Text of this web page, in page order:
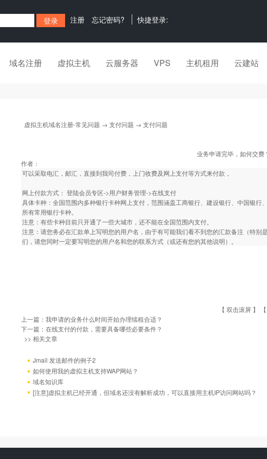
注册 忘记密码? 快捷登录:
域名注册 虚拟主机 云服务器 VPS 主机租用 云建站
虚拟主机域名注册-常见问题 → 支付问题 → 支付问题
业务申请完毕，如何交费
作者：
可以采取电汇，邮汇，直接到我司付费，上门收费及网上支付等方式来付款，
网上付款方式： 登陆会员专区->用户财务管理->在线支付
具体卡种：全国范围内多种银行卡种网上支付，范围涵盖工商银行、建设银行、中国银
所有常用银行卡种。
注意：有些卡种目前只开通了一些大城市，还不能在全国范围内支付。
注意：请您务必在汇款单上写明您的用户名，由于有可能我们看不到您的汇款备注（特
们，请您同时一定要写明您的用户名和您的联系方式（或还有您的其他说明）。
【 双击滚屏 】 【
上一篇： 我申请的业务什么时间开始办理续租合适？
下一篇： 在线支付的付款，需要具备哪些必要条件？
>> 相关文章
Jmail 发送邮件的例子2
如何使用我的虚拟主机支持WAP网站？
域名知识库
[注意]虚拟主机已经开通，但域名还没有解析成功，可以直接用主机IP访问网站吗？